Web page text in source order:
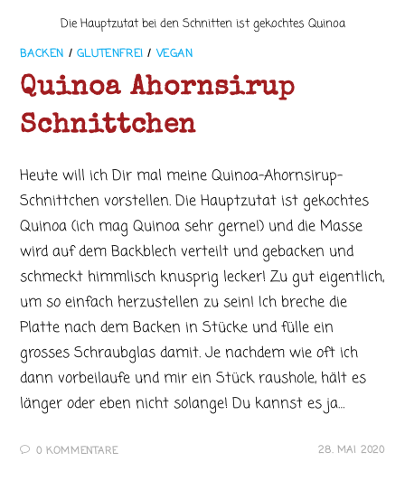
Die Hauptzutat bei den Schnitten ist gekochtes Quinoa
BACKEN / GLUTENFREI /VEGAN
Quinoa Ahornsirup
Schnittchen
Heute will ich Dir mal meine Quinoa-Ahornsirup-
Schnittchen vorstellen. Die Hauptzutat ist gekochtes
Quinoa (ich mag Quinoa sehr gerne!) und die Masse
wird auf dem Backblech verteilt und gebacken und
schmeckt himmlisch knusprig lecker! Zu gut eigentlich,
um so einfach herzustellen zu sein! Ich breche die
Platte nach dem Backen in Stücke und fülle ein
grosses Schraubglas damit. Je nachdem wie oft ich
dann vorbeilaufe und mir ein Stück raushole, hält es
länger oder eben nicht solange! Du kannst es ja…
0 KOMMENTARE 28. MAI 2020